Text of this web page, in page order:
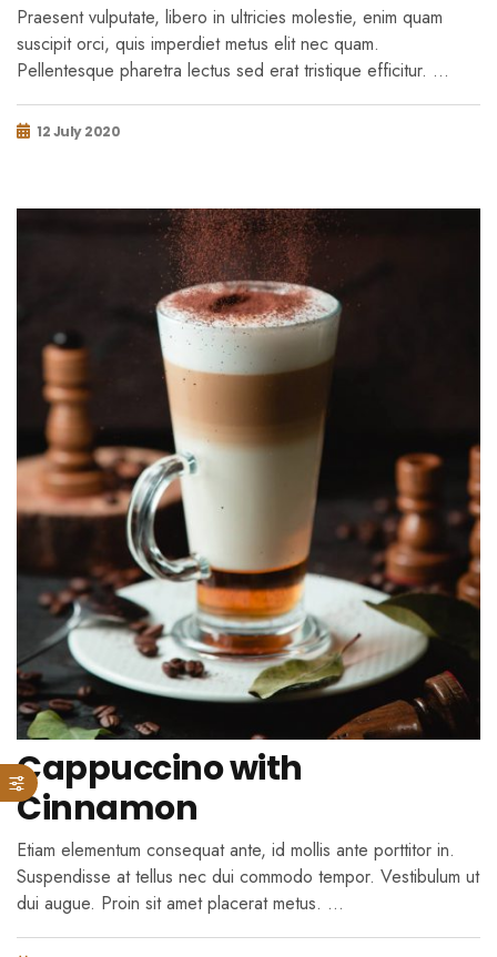
Praesent vulputate, libero in ultricies molestie, enim quam
suscipit orci, quis imperdiet metus elit nec quam.
Pellentesque pharetra lectus sed erat tristique efficitur. …
12 July 2020
Cappuccino with
Cinnamon
Etiam elementum consequat ante, id mollis ante porttitor in.
Suspendisse at tellus nec dui commodo tempor. Vestibulum ut
dui augue. Proin sit amet placerat metus. …